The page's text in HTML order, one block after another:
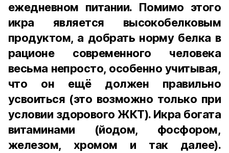
ежедневном питании. Помимо этого
икра является высокобелковым
продуктом, а добрать норму белка в
рационе современного человека
весьма непросто, особенно учитывая,
что он ещё должен правильно
усвоиться (это возможно только при
условии здорового ЖКТ). Икра богата
витаминами (йодом, фосфором,
железом, хромом и так далее).